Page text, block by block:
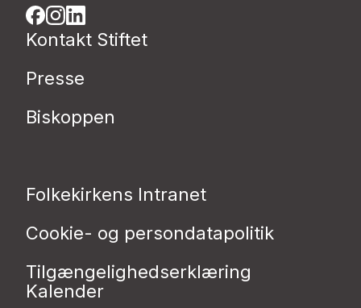
Kontakt Stiftet
Presse
Biskoppen
Folkekirkens Intranet
Cookie- og persondatapolitik
Tilgængelighedserklæring
Kalender